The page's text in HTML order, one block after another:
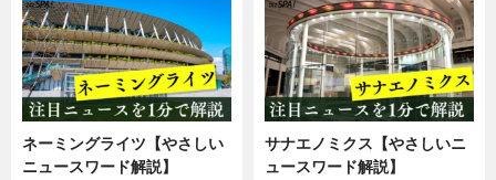
ネーミングライツ【やさしい
ニュースワード解説】
サナエノミクス【やさしいニ
ュースワード解説】